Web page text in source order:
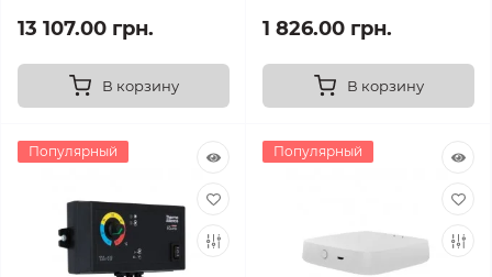
13 107.00 грн.
В корзину
1 826.00 грн.
В корзину
Популярный Популярный